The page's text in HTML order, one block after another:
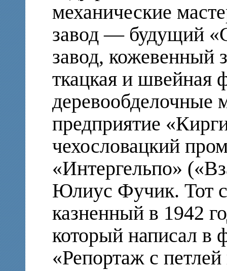
механические
завод — будущий
завод, кожевенный
ткацкая и швейная
деревообделочные
предприятие
чехословацкий
«Интергельпо»
Юлиус Фучик. Тот
казненный в 1942
который написал в
«Репортаж с